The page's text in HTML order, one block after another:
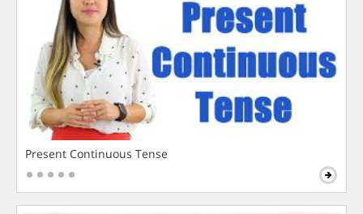
Present Continuous Tense